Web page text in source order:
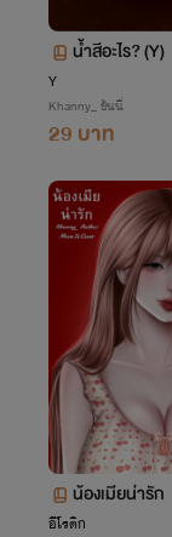
น้ำสีอะไร? (Y)
Y
Khanny_ ขันนี่
29 บาท
น้องเมียน่ารัก
อีโรติก